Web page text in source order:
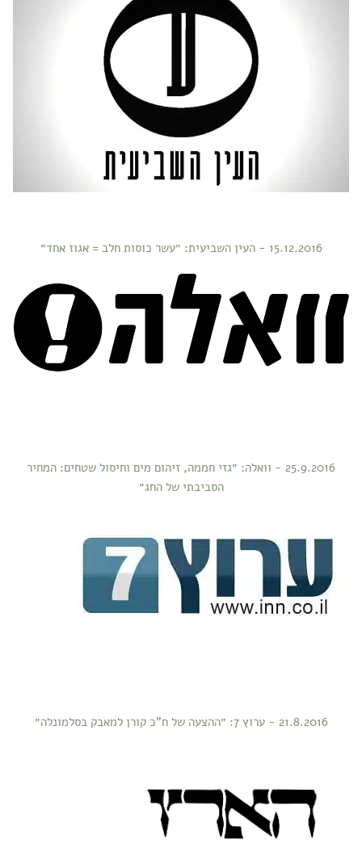
15.12.2016 - העין השביעית: ״עשר כוסות חלב = אגוז אחד״
25.9.2016 - וואלה: ״גזי חממה, זיהום מים וחיסול שטחים: המחיר
הסביבתי של החג״
21.8.2016 - ערוץ 7: ״ההצעה של ח"כ קורן למאבק בסלמונלה״